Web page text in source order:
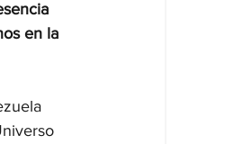
en la